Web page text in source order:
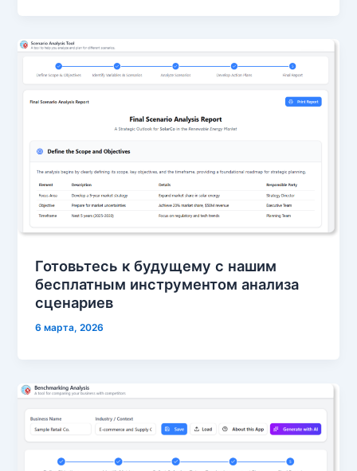
Готовьтесь к будущему с нашим
бесплатным инструментом анализа
сценариев
6 марта, 2026